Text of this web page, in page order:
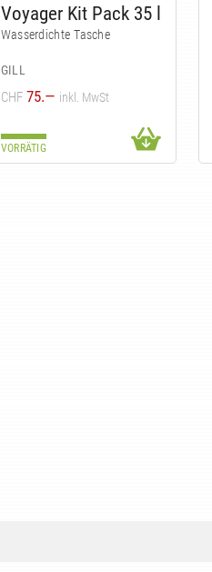
Voyager Kit Pack 35 l
Wasserdichte Tasche
GILL
CHF 75.— inkl. MwSt
VORRÄTIG